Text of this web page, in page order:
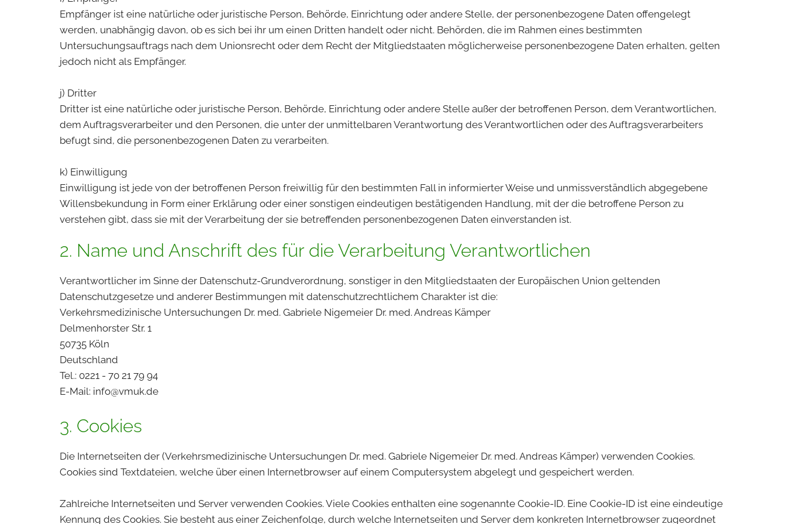
Empfänger ist eine natürliche oder juristische Person, Behörde, Einrichtung oder andere Stelle, der personenbezogene Daten offengelegt
werden, unabhängig davon, ob es sich bei ihr um einen Dritten handelt oder nicht. Behörden, die im Rahmen eines bestimmten
Untersuchungsauftrags nach dem Unionsrecht oder dem Recht der Mitgliedstaaten möglicherweise personenbezogene Daten erhalten, gelten
jedoch nicht als Empfänger.
j) Dritter
Dritter ist eine natürliche oder juristische Person, Behörde, Einrichtung oder andere Stelle außer der betroffenen Person, dem Verantwortlichen,
dem Auftragsverarbeiter und den Personen, die unter der unmittelbaren Verantwortung des Verantwortlichen oder des Auftragsverarbeiters
befugt sind, die personenbezogenen Daten zu verarbeiten.
k) Einwilligung
Einwilligung ist jede von der betroffenen Person freiwillig für den bestimmten Fall in informierter Weise und unmissverständlich abgegebene
Willensbekundung in Form einer Erklärung oder einer sonstigen eindeutigen bestätigenden Handlung, mit der die betroffene Person zu
verstehen gibt, dass sie mit der Verarbeitung der sie betreffenden personenbezogenen Daten einverstanden ist.
2. Name und Anschrift des für die Verarbeitung Verantwortlichen
Verantwortlicher im Sinne der Datenschutz-Grundverordnung, sonstiger in den Mitgliedstaaten der Europäischen Union geltenden
Datenschutzgesetze und anderer Bestimmungen mit datenschutzrechtlichem Charakter ist die:
Verkehrsmedizinische Untersuchungen Dr. med. Gabriele Nigemeier Dr. med. Andreas Kämper
Delmenhorster Str. 1
50735 Köln
Deutschland
Tel.: 0221 - 70 21 79 94
E-Mail: info@vmuk.de
3. Cookies
Die Internetseiten der (Verkehrsmedizinische Untersuchungen Dr. med. Gabriele Nigemeier Dr. med. Andreas Kämper) verwenden Cookies.
Cookies sind Textdateien, welche über einen Internetbrowser auf einem Computersystem abgelegt und gespeichert werden.
Zahlreiche Internetseiten und Server verwenden Cookies. Viele Cookies enthalten eine sogenannte Cookie-ID. Eine Cookie-ID ist eine eindeutige
Kennung des Cookies. Sie besteht aus einer Zeichenfolge, durch welche Internetseiten und Server dem konkreten Internetbrowser zugeordnet